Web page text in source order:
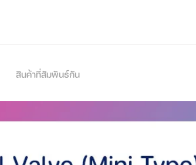
สินค้าที่สัมพันธ์กัน